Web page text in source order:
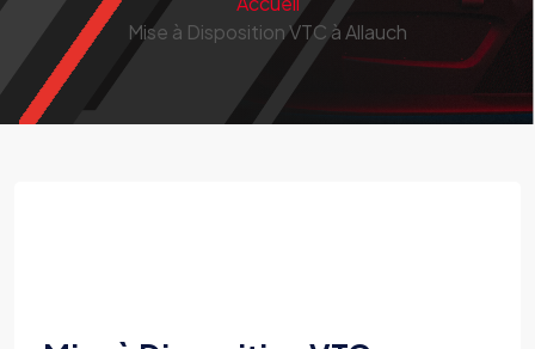
Mise à Disposition VTC à Allauch